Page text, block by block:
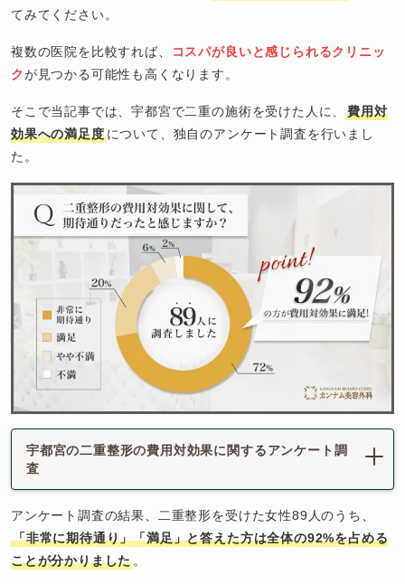
てみてください。
複数の医院を比較すれば、
コスパが良いと感じられるクリニッ
クが見つかる可能性も高くなります。
そこで当記事では、宇都宮で二重の施術を受けた人に、費用対
効果への満足度について、独自のアンケート調査を行いまし
た。
宇都宮の二重整形の費用対効果に関するアンケート調
査
アンケート調査の結果、二重整形を受けた女性89人のうち、
「非常に期待通り」「満足」と答えた方は全体の92%を占める
ことが分かりました 。